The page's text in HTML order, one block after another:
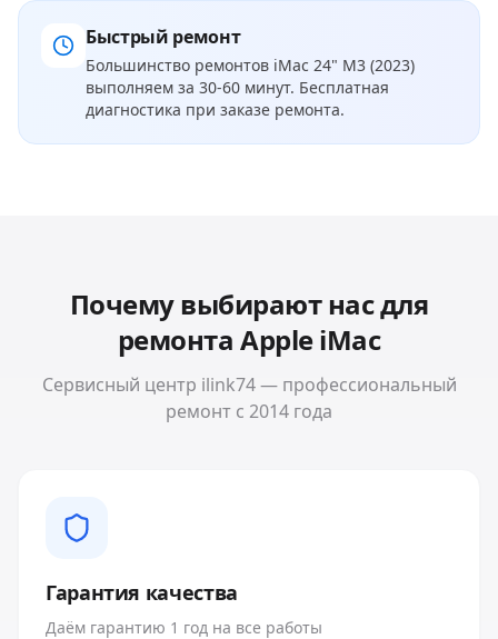
Быстрый ремонт
Большинство ремонтов iMac 24" M3 (2023)
выполняем за 30-60 минут. Бесплатная
диагностика при заказе ремонта.
Почему выбирают нас для
ремонта Apple iMac
Сервисный центр ilink74 — профессиональный
ремонт с 2014 года
Гарантия качества
Даём гарантию 1 год на все работы